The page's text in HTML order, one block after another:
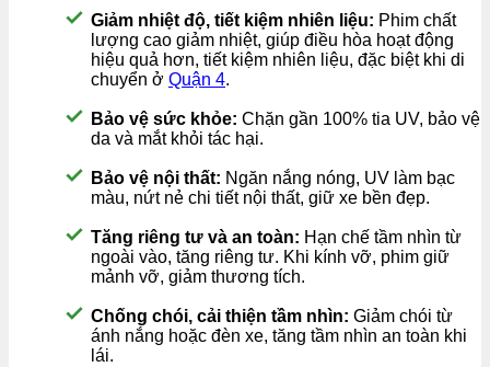
Giảm nhiệt độ, tiết kiệm nhiên liệu: Phim chất
lượng cao giảm nhiệt, giúp điều hòa hoạt động
hiệu quả hơn, tiết kiệm nhiên liệu, đặc biệt khi di
chuyển ở Quận 4.
Bảo vệ sức khỏe: Chặn gần 100% tia UV, bảo vệ
da và mắt khỏi tác hại.
Bảo vệ nội thất: Ngăn nắng nóng, UV làm bạc
màu, nứt nẻ chi tiết nội thất, giữ xe bền đẹp.
Tăng riêng tư và an toàn: Hạn chế tầm nhìn từ
ngoài vào, tăng riêng tư. Khi kính vỡ, phim giữ
mảnh vỡ, giảm thương tích.
Chống chói, cải thiện tầm nhìn: Giảm chói từ
ánh nắng hoặc đèn xe, tăng tầm nhìn an toàn khi
lái.